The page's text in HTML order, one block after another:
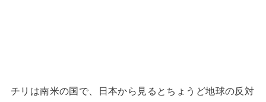
チリは南米の国で、日本から見るとちょうど地球の反対